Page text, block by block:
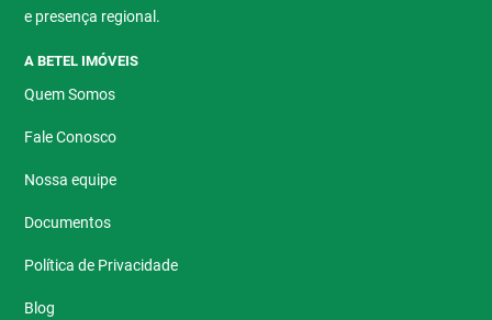
e presença regional.
A BETEL IMÓVEIS
Quem Somos
Fale Conosco
Nossa equipe
Documentos
Política de Privacidade
Blog